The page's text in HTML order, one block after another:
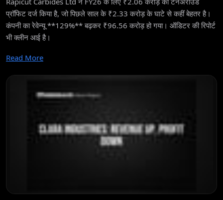
प्रॉफिट दर्ज किया है, जो पिछले साल के ₹2.33 करोड़ के घाटे से कहीं बेहतर है।
कंपनी का रेवेन्यू **129%** बढ़कर ₹96.56 करोड़ हो गया। ऑडिटर की रिपोर्ट
भी क्लीन आई है।
Read More